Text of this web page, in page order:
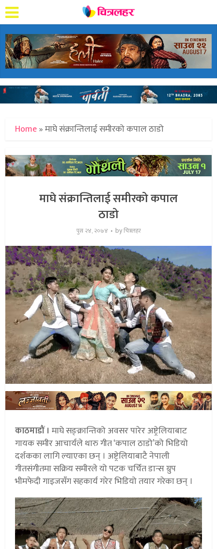
Home»माघे संक्रान्तिलाई समीरको कपाल ठाडो
माघे संक्रान्तिलाई समीरको कपाल
ठाडो
पुस २४, २०७४ byचित्रलहर
काठमाडौं । माघे सङ्क्रान्तिको अवसर पारेर अष्ट्रेलियाबाट
गायक समीर आचार्यले थारु गीत ‘कपाल ठाडो’को भिडियो
दर्शकका लागि ल्याएका छन् । अष्ट्रेलियाबाटै नेपाली
गीतसंगीतमा सक्रिय समीरले यो पटक चर्चित डान्स ग्रुप
भीमफेदी गाइजसँग सहकार्य गरेर भिडियो तयार गरेका छन् ।